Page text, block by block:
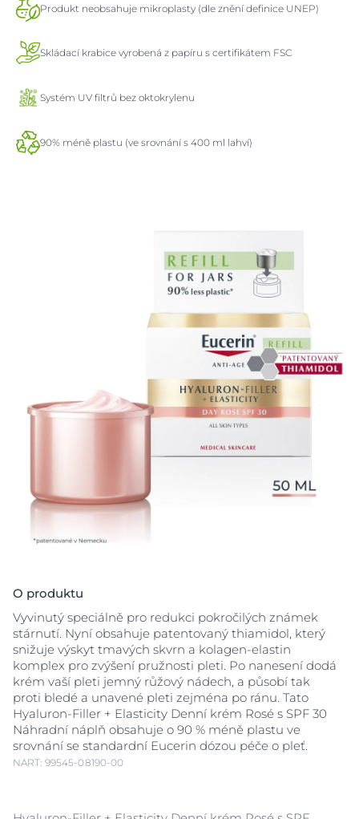
Produkt neobsahuje mikroplasty (dle znění definice UNEP)
Skládací krabice vyrobená z papíru s certifikátem FSC
Systém UV filtrů bez oktokrylenu
90% méně plastu (ve srovnání s 400 ml lahví)
O produktu
Vyvinutý speciálně pro redukci pokročilých známek
stárnutí. Nyní obsahuje patentovaný thiamidol, který
snižuje výskyt tmavých skvrn a kolagen-elastin
komplex pro zvýšení pružnosti pleti. Po nanesení dodá
krém vaší pleti jemný růžový nádech, a působí tak
proti bledé a unavené pleti zejména po ránu. Tato
Hyaluron-Filler + Elasticity Denní krém Rosé s SPF 30
Náhradní náplň obsahuje o 90 % méně plastu ve
srovnání se standardní Eucerin dózou péče o pleť.
NART: 99545-08190-00